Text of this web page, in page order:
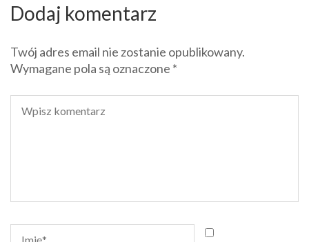
Dodaj komentarz
Twój adres email nie zostanie opublikowany.
Wymagane pola są oznaczone *